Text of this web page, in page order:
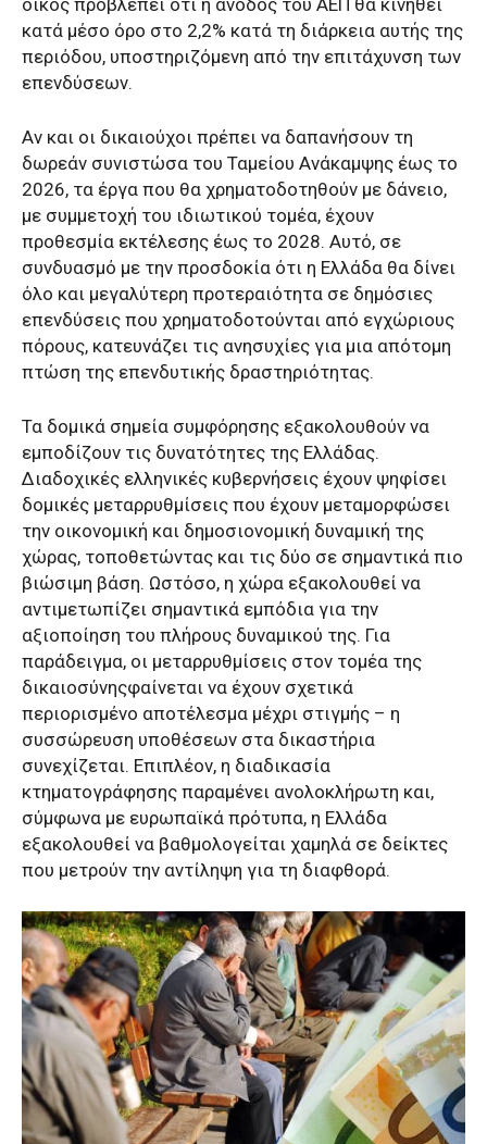
οίκος προβλέπει ότι η άνοδος του ΑΕΠ θα κινηθεί
κατά μέσο όρο στο 2,2% κατά τη διάρκεια αυτής της
περιόδου, υποστηριζόμενη από την επιτάχυνση των
επενδύσεων.
Αν και οι δικαιούχοι πρέπει να δαπανήσουν τη
δωρεάν συνιστώσα του Ταμείου Ανάκαμψης έως το
2026, τα έργα που θα χρηματοδοτηθούν με δάνειο,
με συμμετοχή του ιδιωτικού τομέα, έχουν
προθεσμία εκτέλεσης έως το 2028. Αυτό, σε
συνδυασμό με την προσδοκία ότι η Ελλάδα θα δίνει
όλο και μεγαλύτερη προτεραιότητα σε δημόσιες
επενδύσεις που χρηματοδοτούνται από εγχώριους
πόρους, κατευνάζει τις ανησυχίες για μια απότομη
πτώση της επενδυτικής δραστηριότητας.
Τα δομικά σημεία συμφόρησης εξακολουθούν να
εμποδίζουν τις δυνατότητες της Ελλάδας.
Διαδοχικές ελληνικές κυβερνήσεις έχουν ψηφίσει
δομικές μεταρρυθμίσεις που έχουν μεταμορφώσει
την οικονομική και δημοσιονομική δυναμική της
χώρας, τοποθετώντας και τις δύο σε σημαντικά πιο
βιώσιμη βάση. Ωστόσο, η χώρα εξακολουθεί να
αντιμετωπίζει σημαντικά εμπόδια για την
αξιοποίηση του πλήρους δυναμικού της. Για
παράδειγμα, οι μεταρρυθμίσεις στον τομέα της
δικαιοσύνηςφαίνεται να έχουν σχετικά
περιορισμένο αποτέλεσμα μέχρι στιγμής – η
συσσώρευση υποθέσεων στα δικαστήρια
συνεχίζεται. Επιπλέον, η διαδικασία
κτηματογράφησης παραμένει ανολοκλήρωτη και,
σύμφωνα με ευρωπαϊκά πρότυπα, η Ελλάδα
εξακολουθεί να βαθμολογείται χαμηλά σε δείκτες
που μετρούν την αντίληψη για τη διαφθορά.